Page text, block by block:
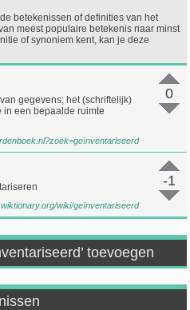
betekenissen of definities van het
meest populaire betekenis naar minst
of synoniem kent, kan je deze
0
gegevens; het (schriftelijk)
een bepaalde ruimte
-1
wiki/geïnventariseerd
toevoegen